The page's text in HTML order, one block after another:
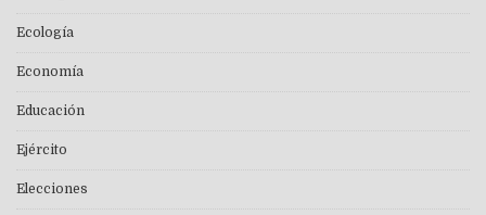
Ecología
Economía
Educación
Ejército
Elecciones